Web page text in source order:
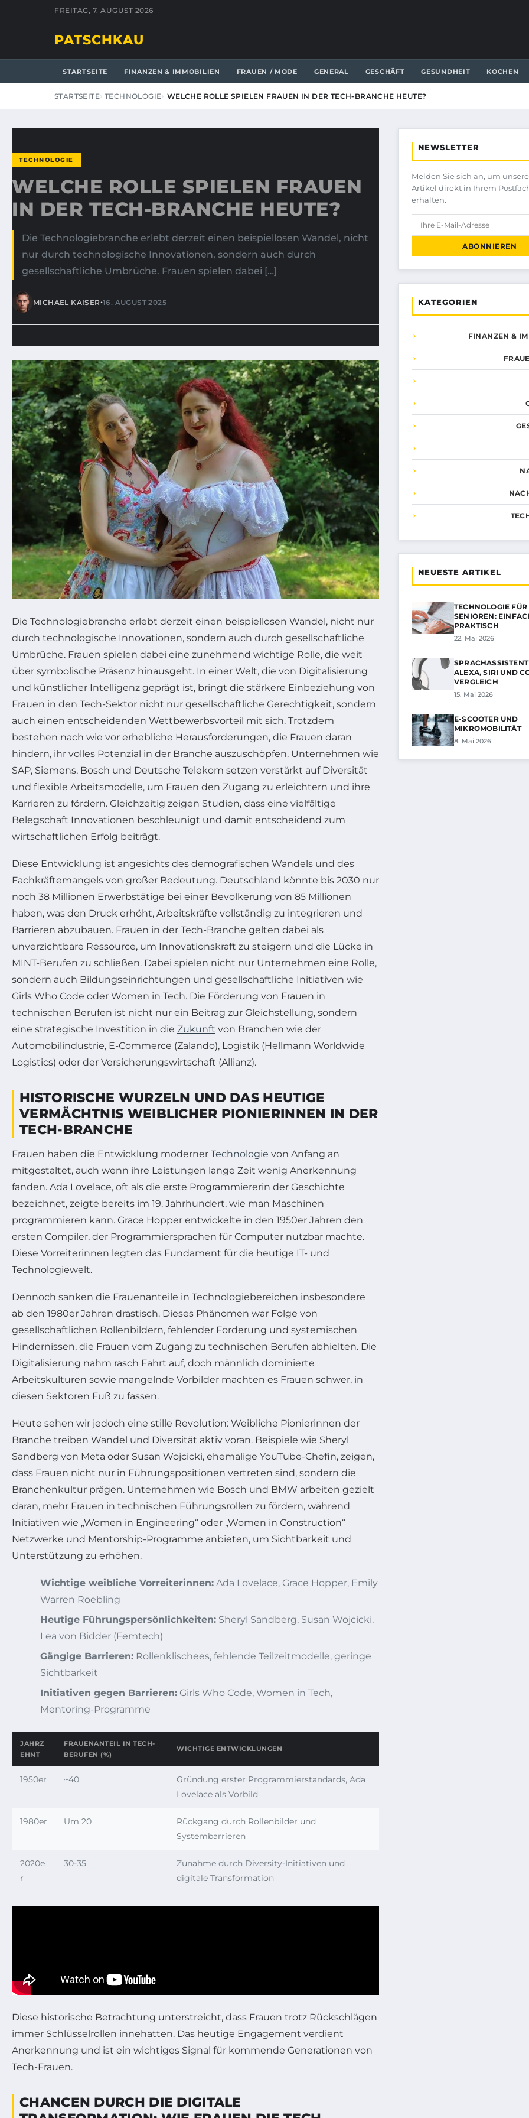
FREITAG, 7. AUGUST 2026
PATSCHKAU
STARTSEITE FINANZEN & IMMOBILIEN FRAUEN / MODE GENERAL GESCHÄFT GESUNDHEIT KOCHEN
STARTSEITE TECHNOLOGIE WELCHE ROLLE SPIELEN FRAUEN IN DER TECH-BRANCHE HEUTE?
TECHNOLOGIE
WELCHE ROLLE SPIELEN FRAUEN
IN DER TECH-BRANCHE HEUTE?
Die Technologiebranche erlebt derzeit einen beispiellosen Wandel, nicht
nur durch technologische Innovationen, sondern auch durch
gesellschaftliche Umbrüche. Frauen spielen dabei […]
MICHAEL KAISER•16. AUGUST 2025
Die Technologiebranche erlebt derzeit einen beispiellosen Wandel, nicht nur
durch technologische Innovationen, sondern auch durch gesellschaftliche
Umbrüche. Frauen spielen dabei eine zunehmend wichtige Rolle, die weit
über symbolische Präsenz hinausgeht. In einer Welt, die von Digitalisierung
und künstlicher Intelligenz geprägt ist, bringt die stärkere Einbeziehung von
Frauen in den Tech-Sektor nicht nur gesellschaftliche Gerechtigkeit, sondern
auch einen entscheidenden Wettbewerbsvorteil mit sich. Trotzdem
bestehen nach wie vor erhebliche Herausforderungen, die Frauen daran
hindern, ihr volles Potenzial in der Branche auszuschöpfen. Unternehmen wie
SAP, Siemens, Bosch und Deutsche Telekom setzen verstärkt auf Diversität
und flexible Arbeitsmodelle, um Frauen den Zugang zu erleichtern und ihre
Karrieren zu fördern. Gleichzeitig zeigen Studien, dass eine vielfältige
Belegschaft Innovationen beschleunigt und damit entscheidend zum
wirtschaftlichen Erfolg beiträgt.
Diese Entwicklung ist angesichts des demografischen Wandels und des
Fachkräftemangels von großer Bedeutung. Deutschland könnte bis 2030 nur
noch 38 Millionen Erwerbstätige bei einer Bevölkerung von 85 Millionen
haben, was den Druck erhöht, Arbeitskräfte vollständig zu integrieren und
Barrieren abzubauen. Frauen in der Tech-Branche gelten dabei als
unverzichtbare Ressource, um Innovationskraft zu steigern und die Lücke in
MINT-Berufen zu schließen. Dabei spielen nicht nur Unternehmen eine Rolle,
sondern auch Bildungseinrichtungen und gesellschaftliche Initiativen wie
Girls Who Code oder Women in Tech. Die Förderung von Frauen in
technischen Berufen ist nicht nur ein Beitrag zur Gleichstellung, sondern
eine strategische Investition in die Zukunft von Branchen wie der
Automobilindustrie, E-Commerce (Zalando), Logistik (Hellmann Worldwide
Logistics) oder der Versicherungswirtschaft (Allianz).
HISTORISCHE WURZELN UND DAS HEUTIGE
VERMÄCHTNIS WEIBLICHER PIONIERINNEN IN DER
TECH-BRANCHE
Frauen haben die Entwicklung moderner Technologie von Anfang an
mitgestaltet, auch wenn ihre Leistungen lange Zeit wenig Anerkennung
fanden. Ada Lovelace, oft als die erste Programmiererin der Geschichte
bezeichnet, zeigte bereits im 19. Jahrhundert, wie man Maschinen
programmieren kann. Grace Hopper entwickelte in den 1950er Jahren den
ersten Compiler, der Programmiersprachen für Computer nutzbar machte.
Diese Vorreiterinnen legten das Fundament für die heutige IT- und
Technologiewelt.
Dennoch sanken die Frauenanteile in Technologiebereichen insbesondere
ab den 1980er Jahren drastisch. Dieses Phänomen war Folge von
gesellschaftlichen Rollenbildern, fehlender Förderung und systemischen
Hindernissen, die Frauen vom Zugang zu technischen Berufen abhielten. Die
Digitalisierung nahm rasch Fahrt auf, doch männlich dominierte
Arbeitskulturen sowie mangelnde Vorbilder machten es Frauen schwer, in
diesen Sektoren Fuß zu fassen.
Heute sehen wir jedoch eine stille Revolution: Weibliche Pionierinnen der
Branche treiben Wandel und Diversität aktiv voran. Beispiele wie Sheryl
Sandberg von Meta oder Susan Wojcicki, ehemalige YouTube-Chefin, zeigen,
dass Frauen nicht nur in Führungspositionen vertreten sind, sondern die
Branchenkultur prägen. Unternehmen wie Bosch und BMW arbeiten gezielt
daran, mehr Frauen in technischen Führungsrollen zu fördern, während
Initiativen wie „Women in Engineering“ oder „Women in Construction“
Netzwerke und Mentorship-Programme anbieten, um Sichtbarkeit und
Unterstützung zu erhöhen.
Wichtige weibliche Vorreiterinnen: Ada Lovelace, Grace Hopper, Emily
Warren Roebling
Heutige Führungspersönlichkeiten: Sheryl Sandberg, Susan Wojcicki,
Lea von Bidder (Femtech)
Gängige Barrieren: Rollenklischees, fehlende Teilzeitmodelle, geringe
Sichtbarkeit
Initiativen gegen Barrieren: Girls Who Code, Women in Tech,
Mentoring-Programme
JAHRZ
EHNT
FRAUENANTEIL IN TECH-
BERUFEN (%)
WICHTIGE ENTWICKLUNGEN
1950er ~40
Gründung erster Programmierstandards, Ada
Lovelace als Vorbild
1980er Um 20
Rückgang durch Rollenbilder und
Systembarrieren
2020e
r
30-35
Zunahme durch Diversity-Initiativen und
digitale Transformation
Diese historische Betrachtung unterstreicht, dass Frauen trotz Rückschlägen
immer Schlüsselrollen innehatten. Das heutige Engagement verdient
Anerkennung und ist ein wichtiges Signal für kommende Generationen von
Tech-Frauen.
CHANCEN DURCH DIE DIGITALE
NEWSLETTER
Melden Sie sich an, um
Artikel direkt in Ihrem
erhalten.
ABONNIEREN
KATEGORIEN
FINANZEN &
NEUESTE ARTIKEL
TECHNOLOGIE FÜR
SENIOREN:
PRAKTISCH
22. Mai 2026
ALEXA, SIRI UND
VERGLEICH
15. Mai 2026
E-SCOOTER UND
MIKROMOBILITÄT
8. Mai 2026